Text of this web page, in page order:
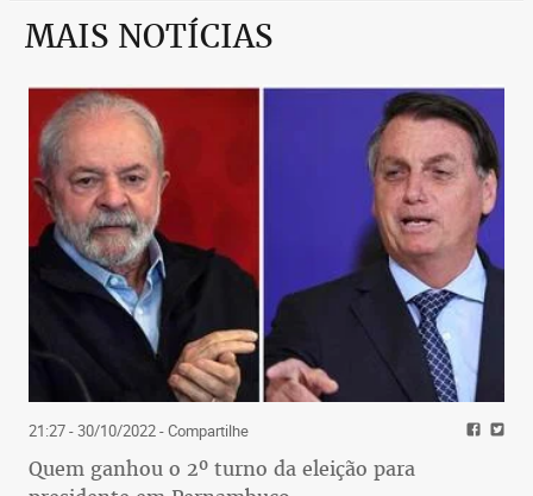
MAIS NOTÍCIAS
21:27 - 30/10/2022- Compartilhe
Quem ganhou o 2º turno da eleição para